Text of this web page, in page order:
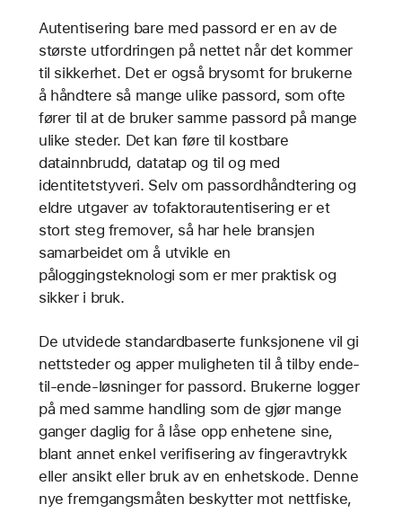
Autentisering bare med passord er en av de
største utfordringen på nettet når det kommer
til sikkerhet. Det er også brysomt for brukerne
å håndtere så mange ulike passord, som ofte
fører til at de bruker samme passord på mange
ulike steder. Det kan føre til kostbare
datainnbrudd, datatap og til og med
identitetstyveri. Selv om passordhåndtering og
eldre utgaver av tofaktorautentisering er et
stort steg fremover, så har hele bransjen
samarbeidet om å utvikle en
påloggingsteknologi som er mer praktisk og
sikker i bruk.
De utvidede standardbaserte funksjonene vil gi
nettsteder og apper muligheten til å tilby ende-
til-ende-løsninger for passord. Brukerne logger
på med samme handling som de gjør mange
ganger daglig for å låse opp enhetene sine,
blant annet enkel verifisering av fingeravtrykk
eller ansikt eller bruk av en enhetskode. Denne
nye fremgangsmåten beskytter mot nettfiske,